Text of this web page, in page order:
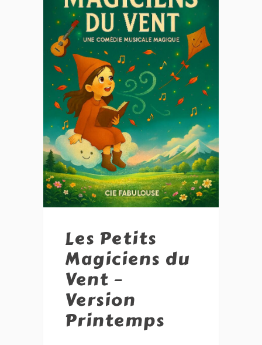
Les Petits
Magiciens du
Vent –
Version
Printemps